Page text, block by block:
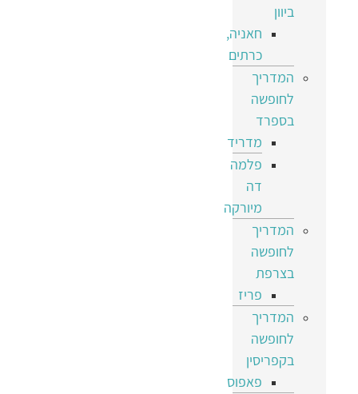
ביוון
חאניה,
כרתים
המדריך
לחופשה
בספרד
מדריד
פלמה
דה
מיורקה
המדריך
לחופשה
בצרפת
פריז
המדריך
לחופשה
בקפריסין
פאפוס